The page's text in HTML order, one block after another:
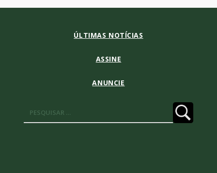
ÚLTIMAS NOTÍCIAS
ASSINE
ANUNCIE
por: